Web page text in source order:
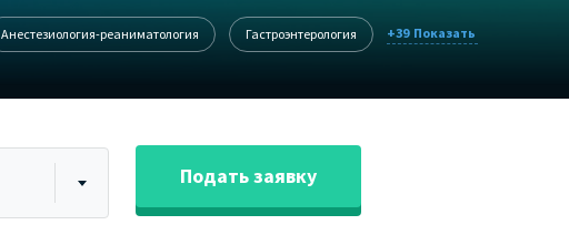
Анестезиология-реаниматология Гастроэнтерология +39
Подать заявку